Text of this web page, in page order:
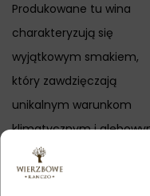
Produkowane tu wina
charakteryzują się
wyjątkowym smakiem,
który zawdzięczają
unikalnym warunkom
klimatycznym i
regionu.